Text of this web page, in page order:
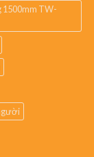
1500mm TW-